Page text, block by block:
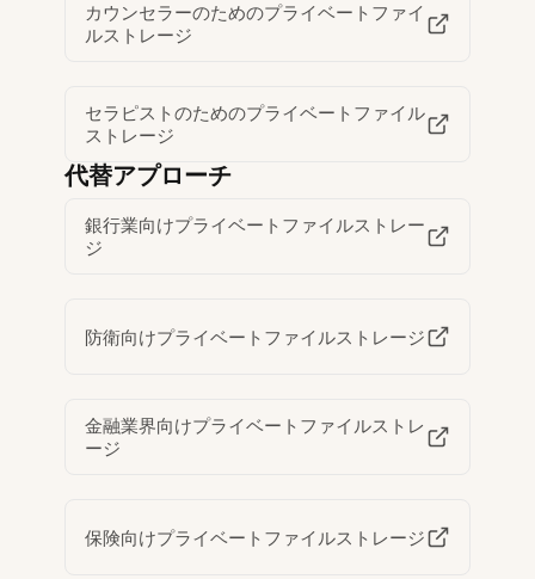
カウンセラーのためのプライベートファイ
ルストレージ
セラピストのためのプライベートファイル
ストレージ
代替アプローチ
銀行業向けプライベートファイルストレー
ジ
防衛向けプライベートファイルストレージ
金融業界向けプライベートファイルストレ
ージ
保険向けプライベートファイルストレージ